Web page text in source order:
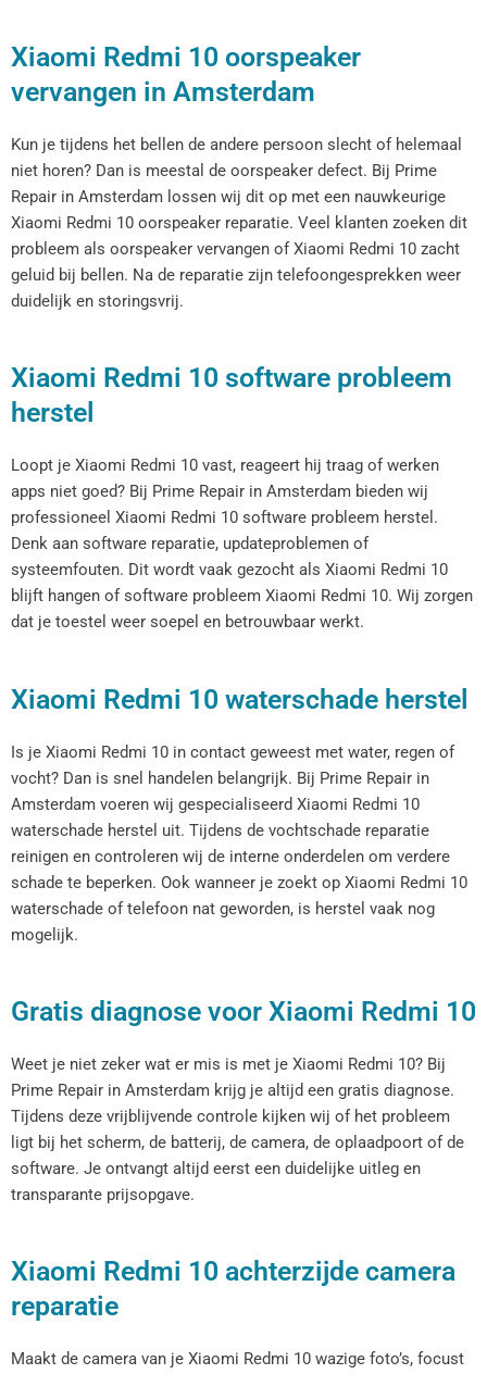
Xiaomi Redmi 10 oorspeaker
vervangen in Amsterdam
Kun je tijdens het bellen de andere persoon slecht of helemaal
niet horen? Dan is meestal de oorspeaker defect. Bij Prime
Repair in Amsterdam lossen wij dit op met een nauwkeurige
Xiaomi Redmi 10 oorspeaker reparatie. Veel klanten zoeken dit
probleem als oorspeaker vervangen of Xiaomi Redmi 10 zacht
geluid bij bellen. Na de reparatie zijn telefoongesprekken weer
duidelijk en storingsvrij.
Xiaomi Redmi 10 software probleem
herstel
Loopt je Xiaomi Redmi 10 vast, reageert hij traag of werken
apps niet goed? Bij Prime Repair in Amsterdam bieden wij
professioneel Xiaomi Redmi 10 software probleem herstel.
Denk aan software reparatie, updateproblemen of
systeemfouten. Dit wordt vaak gezocht als Xiaomi Redmi 10
blijft hangen of software probleem Xiaomi Redmi 10. Wij zorgen
dat je toestel weer soepel en betrouwbaar werkt.
Xiaomi Redmi 10 waterschade herstel
Is je Xiaomi Redmi 10 in contact geweest met water, regen of
vocht? Dan is snel handelen belangrijk. Bij Prime Repair in
Amsterdam voeren wij gespecialiseerd Xiaomi Redmi 10
waterschade herstel uit. Tijdens de vochtschade reparatie
reinigen en controleren wij de interne onderdelen om verdere
schade te beperken. Ook wanneer je zoekt op Xiaomi Redmi 10
waterschade of telefoon nat geworden, is herstel vaak nog
mogelijk.
Gratis diagnose voor Xiaomi Redmi 10
Weet je niet zeker wat er mis is met je Xiaomi Redmi 10? Bij
Prime Repair in Amsterdam krijg je altijd een gratis diagnose.
Tijdens deze vrijblijvende controle kijken wij of het probleem
ligt bij het scherm, de batterij, de camera, de oplaadpoort of de
software. Je ontvangt altijd eerst een duidelijke uitleg en
transparante prijsopgave.
Xiaomi Redmi 10 achterzijde camera
reparatie
Maakt de camera van je Xiaomi Redmi 10 wazige foto’s, focust